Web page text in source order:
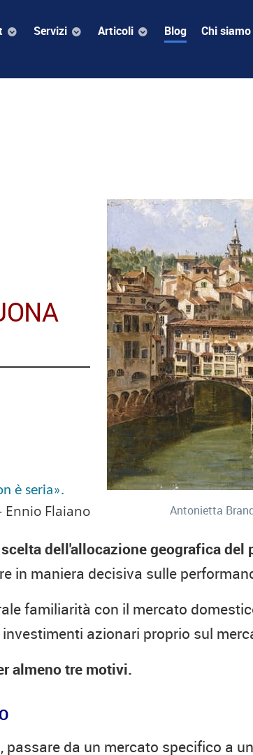
Servizi Articoli Blog Chi siamo
Antonietta
è seria».
Ennio Flaiano
dell'allocazione geografica
in maniera decisiva sulle
familiarità con il mercato
azionari proprio sul
almeno tre motivi.
da un mercato specifico a